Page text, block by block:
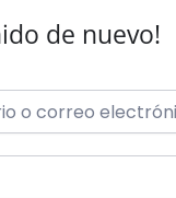
de nuevo!